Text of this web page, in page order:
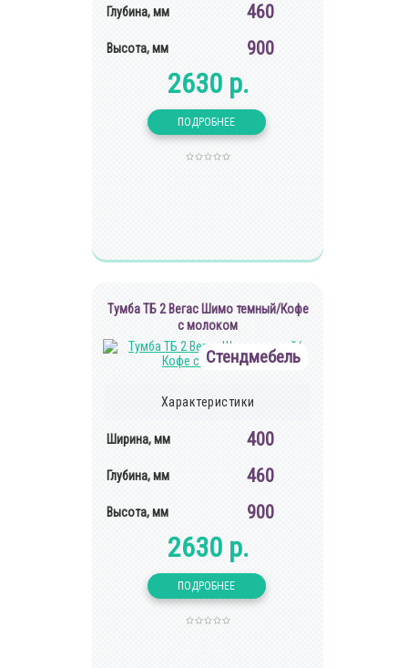
Глубина, мм 460
Высота, мм 900
2630 р.
Тумба ТБ 2 Вегас Шимо темный/Кофе
с молоком
Стендмебель
Характеристики
Ширина, мм 400
Глубина, мм 460
Высота, мм 900
2630 р.